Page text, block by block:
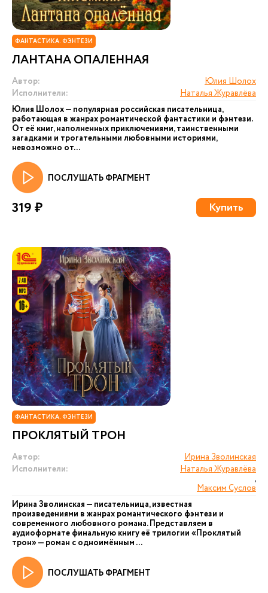
ФАНТАСТИКА. ФЭНТЕЗИ
ЛАНТАНА ОПАЛЕННАЯ
Автор:
Юлия Шолох
Исполнители:
Наталья Журавлёва
Юлия Шолох — популярная российская писательница,
работающая в жанрах романтической фантастики и фэнтези.
От её книг, наполненных приключениями, таинственными
загадками и трогательными любовными историями,
невозможно от...
ПОСЛУШАТЬ ФРАГМЕНТ
319 ₽ Купить
ФАНТАСТИКА. ФЭНТЕЗИ
ПРОКЛЯТЫЙ ТРОН
Автор:
Ирина Зволинская
Исполнители:
Наталья Журавлёва
,
Максим Суслов
Ирина Зволинская — писательница, известная
произведениями в жанрах романтического фэнтези и
современного любовного романа. Представляем в
аудиоформате финальную книгу её трилогии «Проклятый
трон» — роман с одноимённым ...
ПОСЛУШАТЬ ФРАГМЕНТ